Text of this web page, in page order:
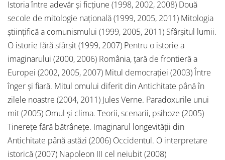
Istoria între adevăr şi ficţiune (1998, 2002, 2008) Două
secole de mitologie naţională (1999, 2005, 2011) Mitologia
ştiinţifică a comunismului (1999, 2005, 2011) Sfârşitul lumii.
O istorie fără sfârşit (1999, 2007) Pentru o istorie a
imaginarului (2000, 2006) România, ţară de frontieră a
Europei (2002, 2005, 2007) Mitul democraţiei (2003) Între
înger şi fiară. Mitul omului diferit din Antichitate până în
zilele noastre (2004, 2011) Jules Verne. Paradoxurile unui
mit (2005) Omul şi clima. Teorii, scenarii, psihoze (2005)
Tinereţe fără bătrâneţe. Imaginarul longevităţii din
Antichitate până astăzi (2006) Occidentul. O interpretare
istorică (2007) Napoleon III cel neiubit (2008)